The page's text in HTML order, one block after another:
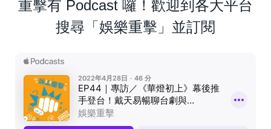
重擊有 Podcast 囉！歡迎到各大平台
搜尋「娛樂重擊」並訂閱